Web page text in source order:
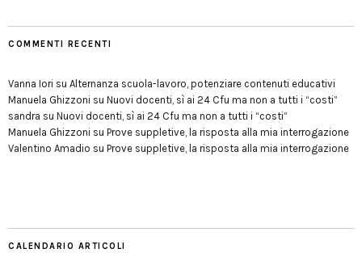
COMMENTI RECENTI
Vanna Iori su Alternanza scuola-lavoro, potenziare contenuti educativi
Manuela Ghizzoni su Nuovi docenti, sì ai 24 Cfu ma non a tutti i “costi”
sandra su Nuovi docenti, sì ai 24 Cfu ma non a tutti i “costi”
Manuela Ghizzoni su Prove suppletive, la risposta alla mia interrogazione
Valentino Amadio su Prove suppletive, la risposta alla mia interrogazione
CALENDARIO ARTICOLI